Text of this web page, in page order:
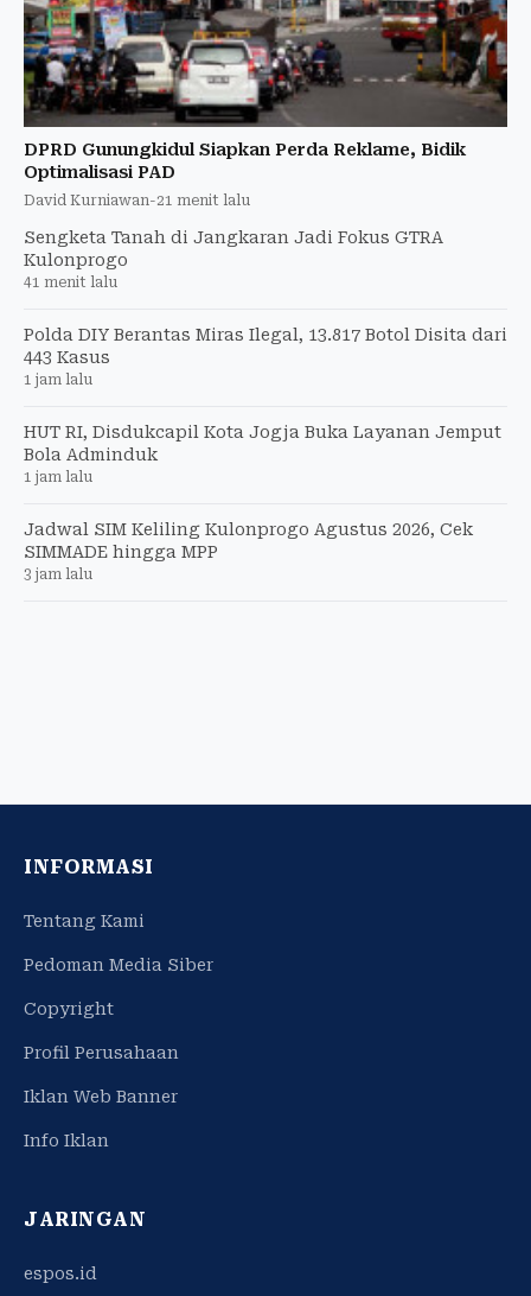
DPRD Gunungkidul Siapkan Perda Reklame, Bidik
Optimalisasi PAD
David Kurniawan-21 menit lalu
Sengketa Tanah di Jangkaran Jadi Fokus GTRA
Kulonprogo
41 menit lalu
Polda DIY Berantas Miras Ilegal, 13.817 Botol Disita dari
443 Kasus
1 jam lalu
HUT RI, Disdukcapil Kota Jogja Buka Layanan Jemput
Bola Adminduk
1 jam lalu
Jadwal SIM Keliling Kulonprogo Agustus 2026, Cek
SIMMADE hingga MPP
3 jam lalu
INFORMASI
Tentang Kami
Pedoman Media Siber
Copyright
Profil Perusahaan
Iklan Web Banner
Info Iklan
JARINGAN
espos.id